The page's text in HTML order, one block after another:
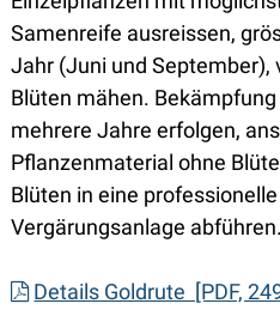
Samenreife ausreissen,
Jahr (Juni und September),
Blüten mähen.
mehrere Jahre erfolgen,
Pflanzenmaterial ohne
Blüten in eine
Vergärungsanlage abführen.
Details Goldrute [PDF,